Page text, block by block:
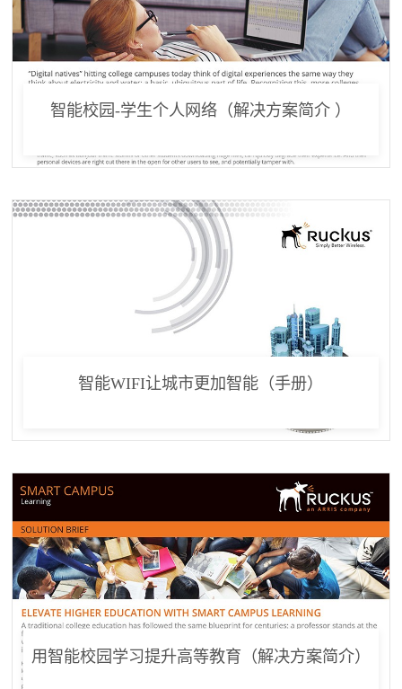
智能校园-学生个人网络（解决方案简介 ）
智能WIFI让城市更加智能（手册）
用智能校园学习提升高等教育（解决方案简介）